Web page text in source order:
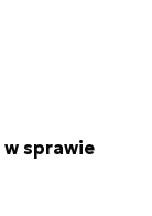
sprawie